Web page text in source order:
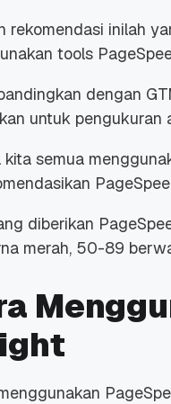
20
rekomendasi inilah
tools
dengan
untuk pengukuran
kita semua
diberikan
merah, 50-89